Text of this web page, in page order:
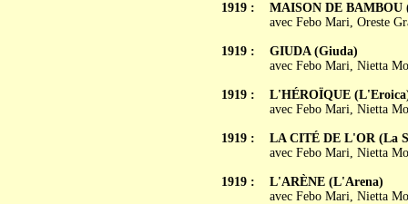
1919 :
1919 :
1919 :
1919 :
1919 :
MAISON DE BAMBOU
avec Febo Mari, Oreste
GIUDA (Giuda)
avec Febo Mari, Nietta
L'HÉROÏQUE
avec Febo Mari, Nietta
LA CITÉ DE L'OR (La
avec Febo Mari, Nietta
L'ARÈNE (L'Arena)
avec Febo Mari, Nietta